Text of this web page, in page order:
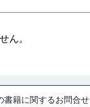
ん。
書籍に関するお問合せ